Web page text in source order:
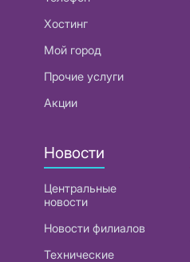
Хостинг
Мой город
Прочие услуги
Акции
Новости
Центральные
новости
Новости филиалов
Технические